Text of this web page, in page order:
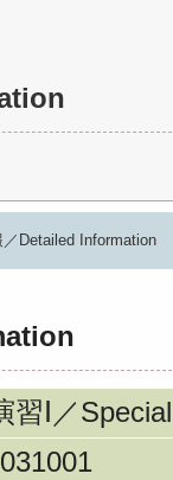
Detailed Information
習Ⅰ／